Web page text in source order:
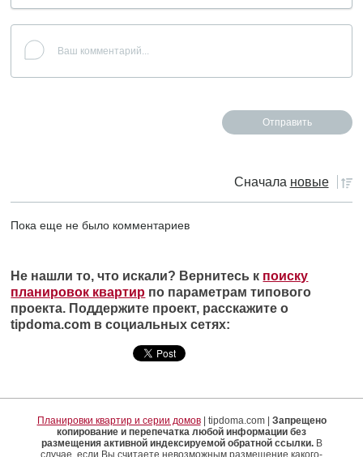
Сначала новые
Пока еще не было комментариев
Не нашли то, что искали? Вернитесь к поиску
планировок квартир по параметрам типового
проекта. Поддержите проект, расскажите о
tipdoma.com в социальных сетях:
Планировки квартир и серии домов| tipdoma.com | Запрещено
копирование и перепечатка любой информации без
размещения активной индексируемой обратной ссылки.В
случае, если Вы считаете невозможным размещение какого-